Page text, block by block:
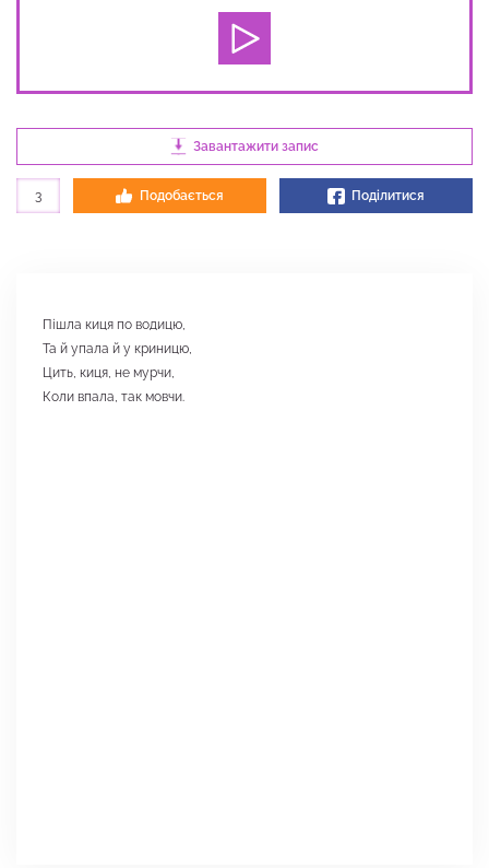
Завантажити запис
3 Подобається Поділитися
Пішла киця по водицю,
Та й упала й у криницю,
Цить, киця, не мурчи,
Коли впала, так мовчи.